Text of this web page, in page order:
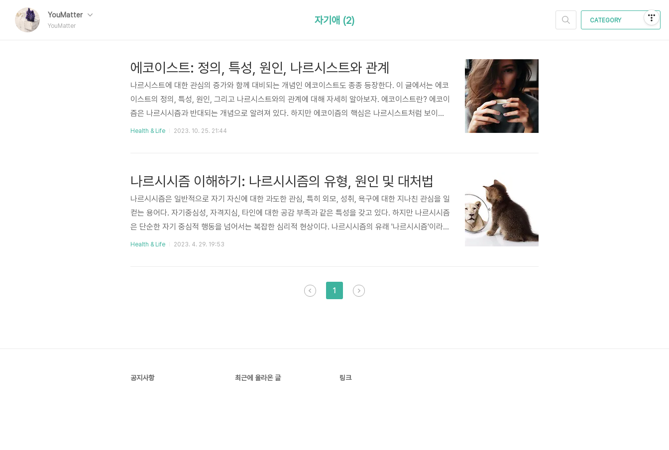
YouMatter
YouMatter
CATEGORY
자기애 (2)
에코이스트: 정의, 특성, 원인, 나르시스트와 관계
나르시스트에 대한 관심의 증가와 함께 대비되는 개념인 에코이스트도 종종 등장한다. 이 글에서는 에코
이스트의 정의, 특성, 원인, 그리고 나르시스트와의 관계에 대해 자세히 알아보자. 에코이스트란? 에코이
즘은 나르시시즘과 반대되는 개념으로 알려져 있다. 하지만 에코이즘의 핵심은 나르시스트처럼 보이는
것에 대한 두려움이다. 에코이스트는 자신이 관심의 중심이 되거나 다른 사람에게 부담이 되는 것을 두
가 많다. 에코이스트..
Health & Life 2023. 10. 25. 21:44
나르시시즘 이해하기: 나르시시즘의 유형, 원인 및 대처법
나르시시즘은 일반적으로 자기 자신에 대한 과도한 관심, 특히 외모, 성취, 욕구에 대한 지나친 관심을 일
컫는 용어다. 자기중심성, 자격지심, 타인에 대한 공감 부족과 같은 특성을 갖고 있다. 하지만 나르시시즘
은 단순한 자기 중심적 행동을 넘어서는 복잡한 심리적 현상이다. 나르시시즘의 유래 '나르시시즘'이라는
용어는 그리스 신화, 외모로 유명한 아름다운 청년 나르키소스의 이야기에서 유래했다. 나르키소스는 웅
어떤 버전에서는 물에 비친 자신을 끌어안으려다 익사했다고 전해진다.) 이 이야기는 과도한 자기애와
Health & Life 2023. 4. 29. 19:53
1
공지사항 최근에 올라온 글 링크